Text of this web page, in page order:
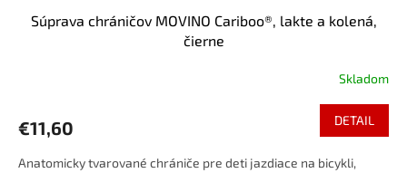
Súprava chráničov MOVINO Cariboo®, lakte a kolená,
čierne
Skladom
€11,60 DETAIL
Anatomicky tvarované chrániče pre deti jazdiace na bicykli,